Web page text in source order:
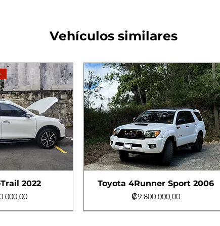
Vehículos similares
2022
000,00
Toyota 4Runner Sport 2006
Precio
₡9 800 000,00